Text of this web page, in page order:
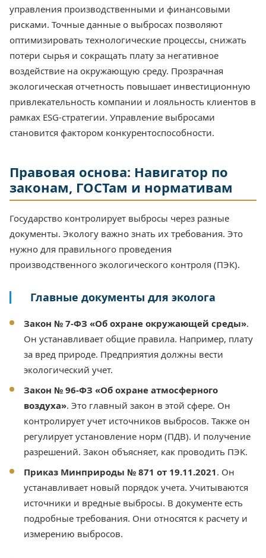
управления производственными и финансовыми
рисками. Точные данные о выбросах позволяют
оптимизировать технологические процессы, снижать
потери сырья и сокращать плату за негативное
воздействие на окружающую среду. Прозрачная
экологическая отчетность повышает инвестиционную
привлекательность компании и лояльность клиентов в
рамках ESG-стратегии. Управление выбросами
становится фактором конкурентоспособности.
Правовая основа: Навигатор по
законам, ГОСТам и нормативам
Государство контролирует выбросы через разные
документы. Экологу важно знать их требования. Это
нужно для правильного проведения
производственного экологического контроля (ПЭК).
Главные документы для эколога
Закон № 7-ФЗ «Об охране окружающей среды».
Он устанавливает общие правила. Например, плату
за вред природе. Предприятия должны вести
экологический учет.
Закон № 96-ФЗ «Об охране атмосферного
воздуха». Это главный закон в этой сфере. Он
контролирует учет источников выбросов. Также он
регулирует установление норм (ПДВ). И получение
разрешений. Закон объясняет, как проводить ПЭК.
Приказ Минприроды № 871 от 19.11.2021. Он
устанавливает новый порядок учета. Учитываются
источники и вредные выбросы. В документе есть
подробные требования. Они относятся к расчету и
измерению выбросов.